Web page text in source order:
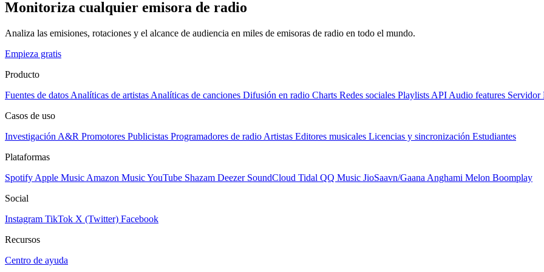
Monitoriza cualquier emisora de radio
Analiza las emisiones, rotaciones y el alcance de audiencia en miles de emisoras de radio en todo el mundo.
Empieza gratis
Producto
Fuentes de datos Analíticas de artistas Analíticas de canciones Difusión en radio Charts Redes sociales Playlists API Audio features Servidor
Casos de uso
Investigación A&R Promotores Publicistas Programadores de radio Artistas Editores musicales Licencias y sincronización Estudiantes
Plataformas
Spotify Apple Music Amazon MusicYouTube Shazam Deezer SoundCloud Tidal QQ Music JioSaavn/Gaana Anghami Melon Boomplay
Social
Instagram TikTok X (Twitter) Facebook
Recursos
Centro de ayuda